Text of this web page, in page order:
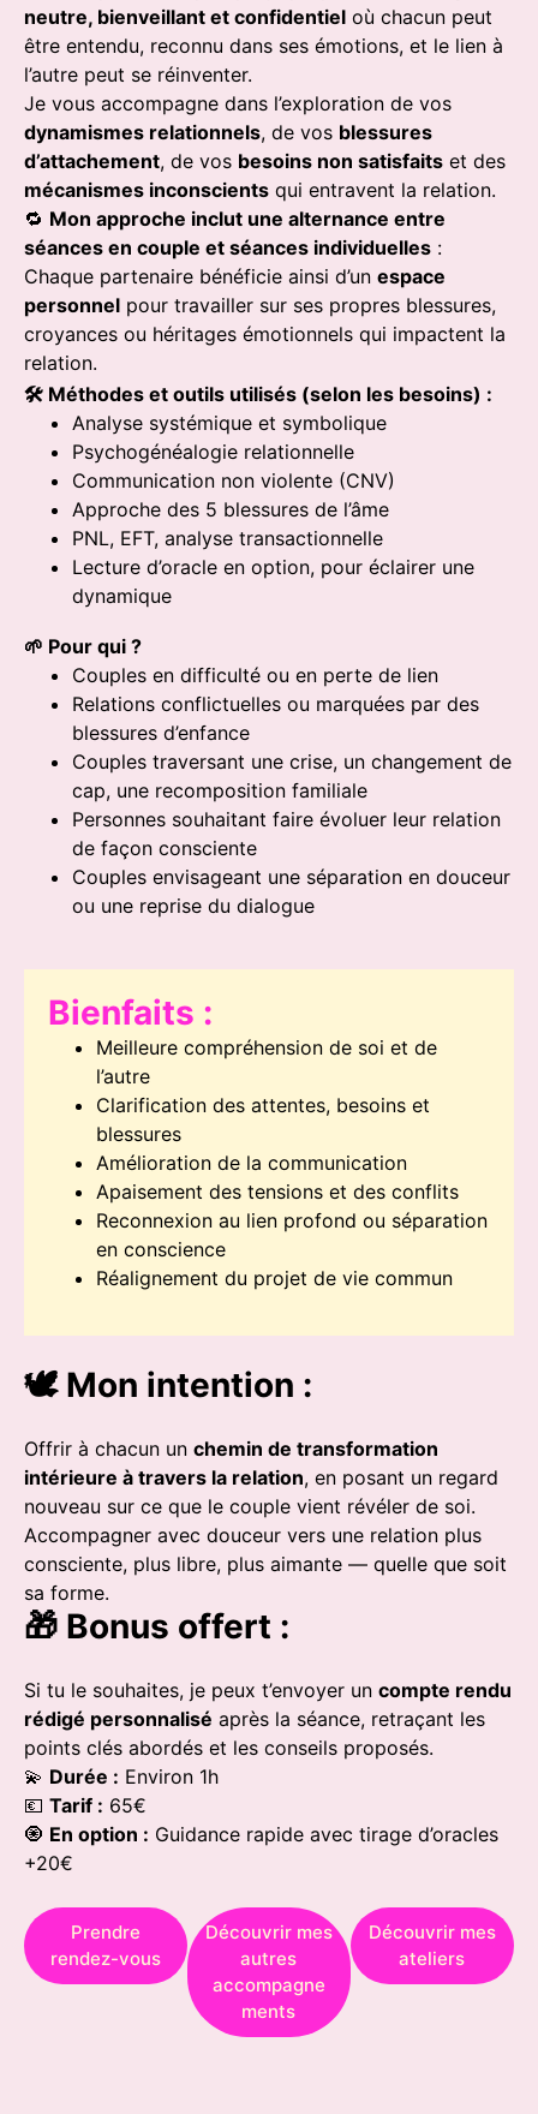
neutre, bienveillant et confidentiel où chacun peut
être entendu, reconnu dans ses émotions, et le lien à
l’autre peut se réinventer.
Je vous accompagne dans l’exploration de vos
dynamismes relationnels, de vos blessures
d’attachement, de vos besoins non satisfaits et des
mécanismes inconscients qui entravent la relation.
🔁 Mon approche inclut une alternance entre
séances en couple et séances individuelles :
Chaque partenaire bénéficie ainsi d’un espace
personnel pour travailler sur ses propres blessures,
croyances ou héritages émotionnels qui impactent la
relation.
🛠️ Méthodes et outils utilisés (selon les besoins) :
Analyse systémique et symbolique
Psychogénéalogie relationnelle
Communication non violente (CNV)
Approche des 5 blessures de l’âme
PNL, EFT, analyse transactionnelle
Lecture d’oracle en option, pour éclairer une
dynamique
🌱 Pour qui ?
Couples en difficulté ou en perte de lien
Relations conflictuelles ou marquées par des
blessures d’enfance
Couples traversant une crise, un changement de
cap, une recomposition familiale
Personnes souhaitant faire évoluer leur relation
de façon consciente
Couples envisageant une séparation en douceur
ou une reprise du dialogue
Bienfaits :
Meilleure compréhension de soi et de
l’autre
Clarification des attentes, besoins et
blessures
Amélioration de la communication
Apaisement des tensions et des conflits
Reconnexion au lien profond ou séparation
en conscience
Réalignement du projet de vie commun
🕊️ Mon intention :
Offrir à chacun un chemin de transformation
intérieure à travers la relation, en posant un regard
nouveau sur ce que le couple vient révéler de soi.
Accompagner avec douceur vers une relation plus
consciente, plus libre, plus aimante — quelle que soit
sa forme.
🎁 Bonus offert :
Si tu le souhaites, je peux t’envoyer un compte rendu
rédigé personnalisé après la séance, retraçant les
points clés abordés et les conseils proposés.
💫 Durée : Environ 1h
💶 Tarif : 65€
🧿 En option : Guidance rapide avec tirage d’oracles
+20€
Prendre
rendez-vous
Découvrir mes
autres
accompagne
ments
Découvrir mes
ateliers